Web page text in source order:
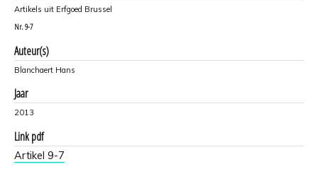
Artikels uit Erfgoed Brussel
Nr. 9-7
Auteur(s)
Blanchaert Hans
Jaar
2013
Link pdf
Artikel 9-7